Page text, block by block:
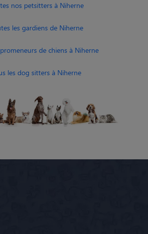
nos petsitters à Niherne
les gardiens de Niherne
de chiens à Niherne
les dog sitters à Niherne